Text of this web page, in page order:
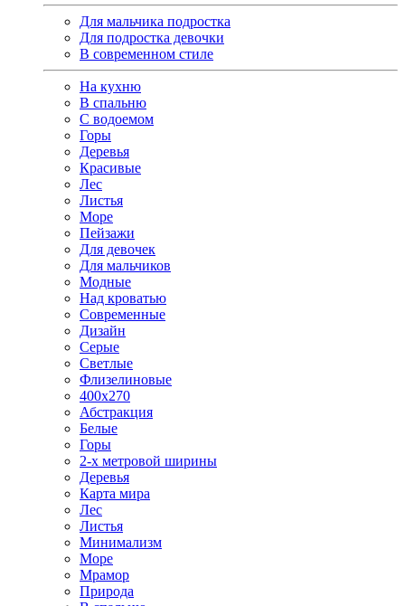
Для мальчика подростка
Для подростка девочки
В современном стиле
На кухню
В спальню
С водоемом
Горы
Деревья
Красивые
Лес
Листья
Море
Пейзажи
Для девочек
Для мальчиков
Модные
Над кроватью
Современные
Дизайн
Серые
Светлые
Флизелиновые
400х270
Абстракция
Белые
Горы
2-х метровой ширины
Деревья
Карта мира
Лес
Листья
Минимализм
Море
Мрамор
Природа